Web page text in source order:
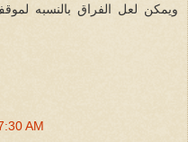
ويمكن لعل الفراق بالنسبه
AM